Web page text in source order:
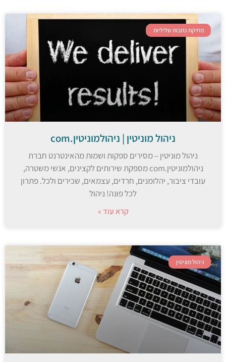
מחיקת כתבות שליליות
ניהול מוניטין | ניהולמוניטין.com
ניהול מוניטין – מסירים ספקות ושמות מהאינטרנט חברת
ניהולמוניטין.com מספקת שירותים לקצינים, אנשי משטרה,
עובדי ציבור, יהלומנים, חרדים, עצמאים, שכירים ולכל. פתרון
לכל פונה! ניהול
קרא עוד »
ניהול מוניטין